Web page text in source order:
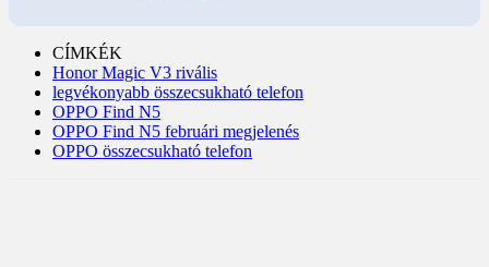
CÍMKÉK
Honor Magic V3 rivális
legvékonyabb összecsukható telefon
OPPO Find N5
OPPO Find N5 februári megjelenés
OPPO összecsukható telefon